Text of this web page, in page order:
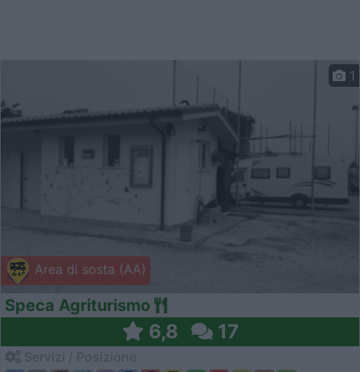
Area di sosta (AA)
1
Speca Agriturismo
6,8 17